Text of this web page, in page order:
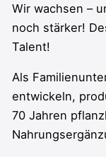
Wir wachsen –
noch stärker!
Talent!
Als
entwickeln,
70 Jahren